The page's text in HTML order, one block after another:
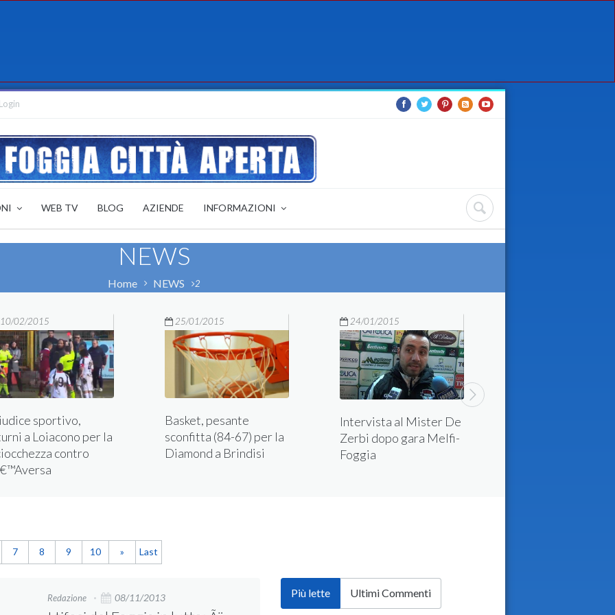
Login
WEB TV BLOG AZIENDE INFORMAZIONI
NEWS
Home NEWS 2
10/02/2015
sportivo,
a Loiacono per la
contro
25/01/2015
Basket, pesante
sconfitta (84-67) per la
Diamond a Brindisi
24/01/2015
Intervista al Mister De
Zerbi dopo gara Melfi-
Foggia
7 8 9 10 » Last
Redazione 08/11/2013 Più lette Ultimi Commenti